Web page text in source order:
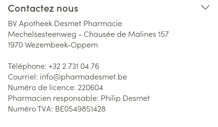
Contactez nous
BV Apotheek Desmet Pharmacie
Mechelsesteenweg - Chausée de Malines 157
1970Wezembeek-Oppem
Téléphone: +32 2 731 04 76
Courriel: info@pharmadesmet.be
Numéro de licence: 220604
Pharmacien responsable: Philip Desmet
Numéro TVA: BE0549851428